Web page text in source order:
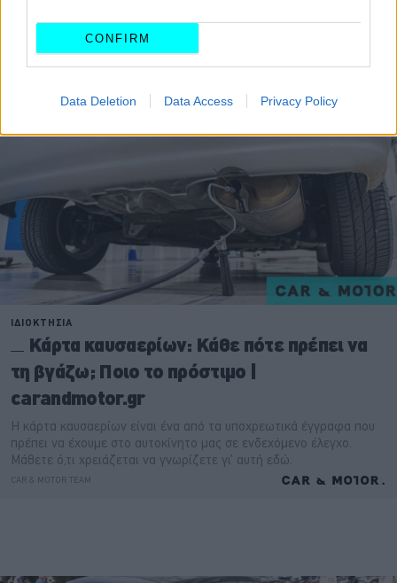
CONFIRM
Data Deletion Data Access Privacy Policy